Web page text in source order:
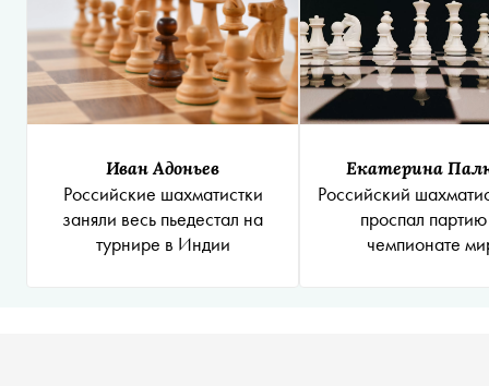
Иван Адоньев
Российские шахматистки
заняли весь пьедестал на
турнире в Индии
Екатерина
Российский
проспал
чемпионате